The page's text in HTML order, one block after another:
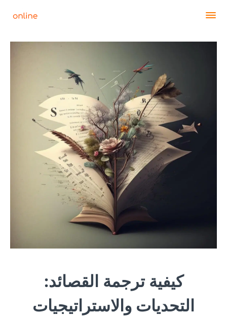
كيفية ترجمة القصائد:
التحديات والاستراتيجيات